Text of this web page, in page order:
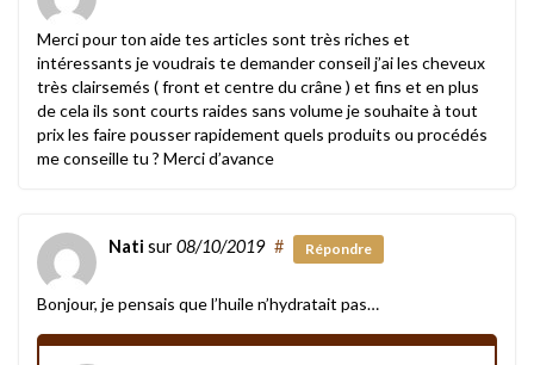
Merci pour ton aide tes articles sont très riches et
intéressants je voudrais te demander conseil j’ai les cheveux
très clairsemés ( front et centre du crâne ) et fins et en plus
de cela ils sont courts raides sans volume je souhaite à tout
prix les faire pousser rapidement quels produits ou procédés
me conseille tu ? Merci d’avance
Nati sur08/10/2019 # Répondre
Bonjour, je pensais que l’huile n’hydratait pas…